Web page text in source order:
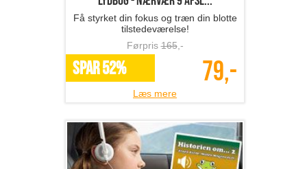
Få styrket din fokus og træn din blotte
tilstedeværelse!
Førpris165,-
SPAR 52% 79,-
Læs mere